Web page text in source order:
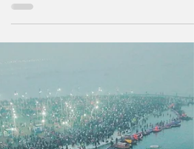
अपने अनुभव साझा किए।...